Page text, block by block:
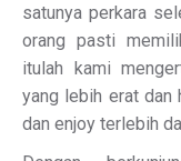
satunya perkara
orang pasti
itulah kami
yang lebih erat dan
dan enjoy terlebih